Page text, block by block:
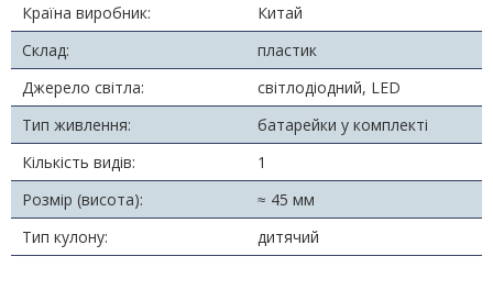
Країна виробник:
Китай
Склад:
пластик
Джерело світла:
світлодіодний, LED
Тип живлення:
батарейки у комплекті
Кількість видів:
1
Розмір (висота):
≈ 45 мм
Тип кулону:
дитячий